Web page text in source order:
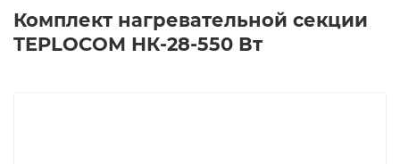
Комплект нагревательной секции
TEPLOCOM НК-28-550 Вт